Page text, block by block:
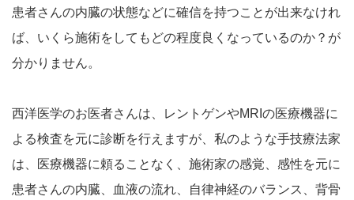
患者さんの内臓の状態などに確信を持つことが出来なけれ
ば、いくら施術をしてもどの程度良くなっているのか？が
分かりません。
西洋医学のお医者さんは、レントゲンやMRIの医療機器に
よる検査を元に診断を行えますが、私のような手技療法家
は、医療機器に頼ることなく、施術家の感覚、感性を元に
患者さんの内臓、血液の流れ、自律神経のバランス、背骨